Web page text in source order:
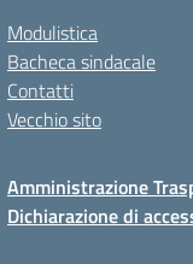
Modulistica
Bacheca sindacale
Contatti
Vecchio sito
Amministrazione
Dichiarazione di